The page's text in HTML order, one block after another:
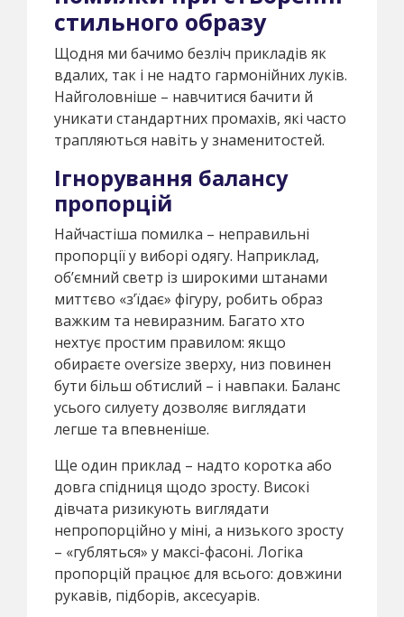
стильного образу
Щодня ми бачимо безліч прикладів як
вдалих, так і не надто гармонійних луків.
Найголовніше – навчитися бачити й
уникати стандартних промахів, які часто
трапляються навіть у знаменитостей.
Ігнорування балансу
пропорцій
Найчастіша помилка – неправильні
пропорції у виборі одягу. Наприклад,
об’ємний светр із широкими штанами
миттєво «з’їдає» фігуру, робить образ
важким та невиразним. Багато хто
нехтує простим правилом: якщо
обираєте oversize зверху, низ повинен
бути більш обтислий – і навпаки. Баланс
усього силуету дозволяє виглядати
легше та впевненіше.
Ще один приклад – надто коротка або
довга спідниця щодо зросту. Високі
дівчата ризикують виглядати
непропорційно у міні, а низького зросту
– «губляться» у максі-фасоні. Логіка
пропорцій працює для всього: довжини
рукавів, підборів, аксесуарів.